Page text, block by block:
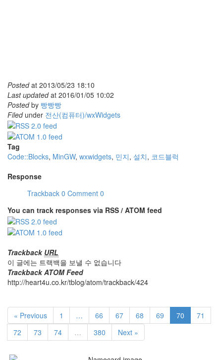
Postedat 2013/05/23 18:10
Last updatedat 2016/01/05 10:02
Postedby 빵빵빵
Filedunder 전산(컴퓨터)/wxWidgets
Tag
Code::Blocks, MinGW, wxwidgets, 민지, 설치, 코드블럭
Response
Trackback 0 Comment 0
You can track responses via RSS / ATOM feed
Trackback URL
이 글에는 트랙백을 보낼 수 없습니다
Trackback ATOM Feed
http://heart4u.co.kr/tblog/atom/trackback/424
« Previous 1 … 66 67 68 69 70
71
72
73 74 … 380 Next »